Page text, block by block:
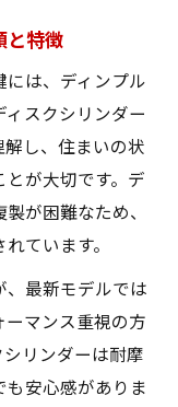
と特徴
は、ディンプル
スクシリンダー
し、住まいの状
が大切です。デ
が困難なため、
ています。
、最新モデルでは
ーマンス重視の方
リンダーは耐摩
安心感がありま